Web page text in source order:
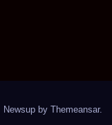
Newsup by Themeansar.